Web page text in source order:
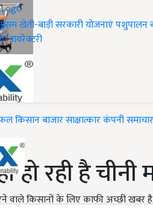
खेती-बाड़ीसरकारी योजनाएंपशुपालन
डायरेक्टरी
किसानबाजारसाक्षात्कारकंपनी समाचार
हो रही है
किसानों के लिए काफी अच्छी खबर